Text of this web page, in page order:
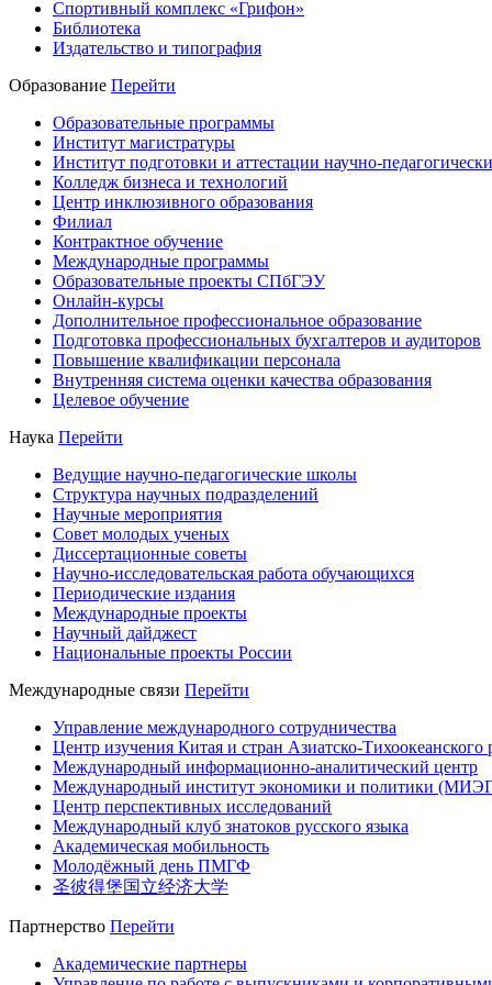
Спортивный комплекс «Грифон»
Библиотека
Издательство и типография
Образование Перейти
Образовательные программы
Институт магистратуры
Институт подготовки и аттестации научно-
Колледж бизнеса и технологий
Центр инклюзивного образования
Филиал
Контрактное обучение
Международные программы
Образовательные проекты СПбГЭУ
Онлайн-курсы
Дополнительное профессиональное образование
Подготовка профессиональных бухгалтеров и аудиторов
Повышение квалификации персонала
Внутренняя система оценки качества образования
Целевое обучение
Наука Перейти
Ведущие научно-педагогические школы
Структура научных подразделений
Научные мероприятия
Совет молодых ученых
Диссертационные советы
Научно-исследовательская работа обучающихся
Периодические издания
Международные проекты
Научный дайджест
Национальные проекты России
Международные связи Перейти
Управление международного сотрудничества
Центр изучения Китая и стран Азиатско-Тихоокеанского
Международный информационно-аналитический центр
Международный институт экономики и политики
Центр перспективных исследований
Международный клуб знатоков русского языка
Академическая мобильность
Молодёжный день ПМГФ
圣彼得堡国立经济大学
Партнерство Перейти
Академические партнеры